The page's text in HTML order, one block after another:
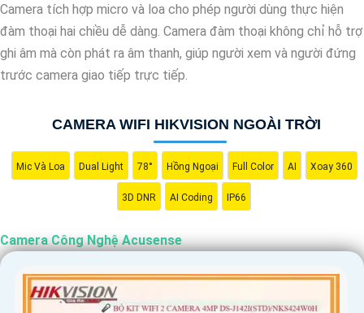
Camera tích hợp micro và loa cho phép người dùng thực hiện
đàm thoại hai chiều dễ dàng. Camera đàm thoại không chỉ hỗ trợ
ghi âm mà còn phát ra âm thanh, giúp người xem và người đứng
trước camera giao tiếp trực tiếp.
CAMERA WIFI HIKVISION NGOÀI TRỜI
Mic Và Loa Dual Light 78° Hồng Ngoại Full Color AI Xoay 360
3D DNR AI Coding IP66
Camera Công Nghệ Acusense